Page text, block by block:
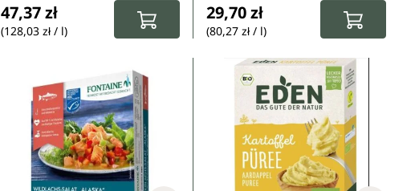
47,37 zł
(128,03 zł / l)
29,70 zł
(80,27 zł / l)